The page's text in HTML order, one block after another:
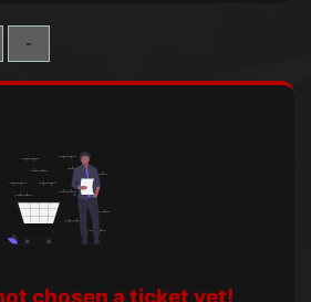
-
chosen a ticket yet!